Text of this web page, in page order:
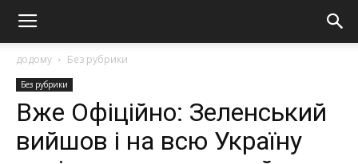
додому Без рубрики
Без рубрики
Вже Офіційно: Зеленський
вийшов і на всю Україну